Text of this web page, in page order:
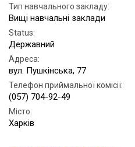
Тип навчального закладу:
Вищі навчальні заклади
Status:
Державний
Адреса:
вул. Пушкінська, 77
Телефон приймальної комісії:
(057) 704-92-49
Місто:
Харків